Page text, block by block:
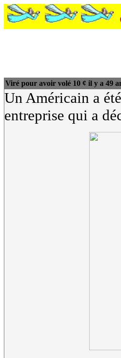
Viré pour avoir volé 10 ¢ il y a 49
Un Américain a
entreprise qui a